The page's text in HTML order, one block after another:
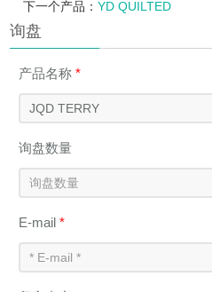
下一个产品：YD QUILTED
询盘
产品名称*
询盘数量
E-mail*